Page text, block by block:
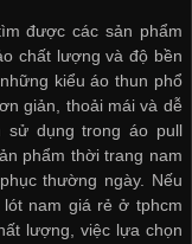
được các sản phẩm
chất lượng và độ bền
kiểu áo thun phổ
giản, thoải mái và dễ
sử dụng trong áo pull
phẩm thời trang nam
thường ngày. Nếu
nam giá rẻ ở tphcm
lượng, việc lựa chọn